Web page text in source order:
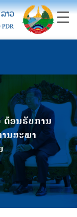
ຕ້ອນຮັບການ
ນສະພາ